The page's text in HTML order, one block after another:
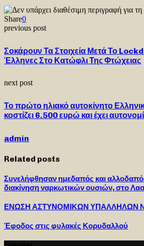
Share0
previous post
Σοκάρουν Τα Στοιχεία Μετά Το
Έλληνες Στο Κατώφλι Της Φτώχειας
next post
Το πρώτο ηλιακό αυτοκίνητο
κοστίζει 6.500 ευρώ και έχει
admin
Related posts
Συνελήφθησαν ημεδαπός και
διακίνηση ναρκωτικών ουσιών, στο
ΕΝΩΣΗ ΑΣΤΥΝΟΜΙΚΩΝ ΥΠΑΛΛΗΛΩΝ
Έφοδος στις φυλακές Κορυδαλλού